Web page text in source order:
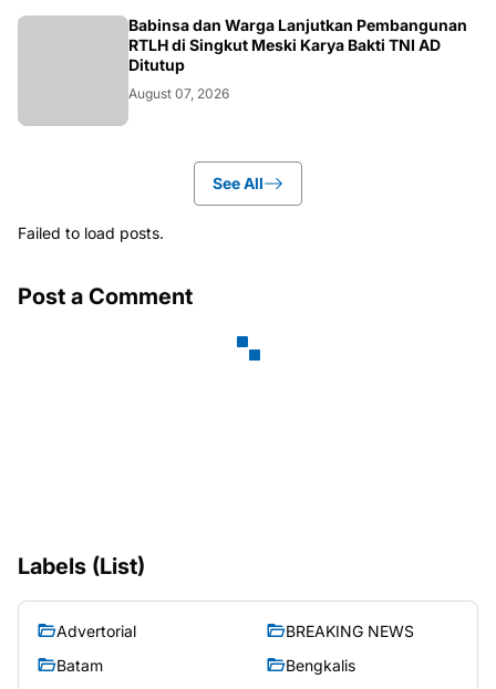
Babinsa dan Warga Lanjutkan Pembangunan
RTLH di Singkut Meski Karya Bakti TNI AD
Ditutup
August 07, 2026
See All
Failed to load posts.
Post a Comment
Labels (List)
Advertorial
BREAKING NEWS
Batam
Bengkalis